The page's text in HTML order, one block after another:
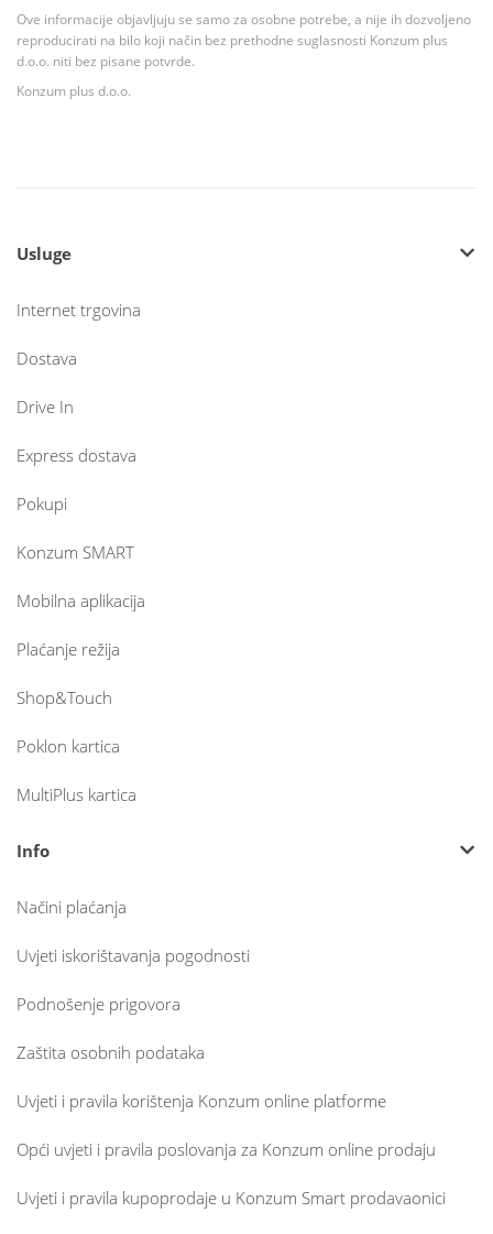
Ove informacije objavljuju se samo za osobne potrebe, a nije ih dozvoljeno
reproducirati na bilo koji način bez prethodne suglasnosti Konzum plus
d.o.o. niti bez pisane potvrde.
Konzum plus d.o.o.
Usluge
Internet trgovina
Dostava
Drive In
Express dostava
Pokupi
Konzum SMART
Mobilna aplikacija
Plaćanje režija
Shop&Touch
Poklon kartica
MultiPlus kartica
Info
Načini plaćanja
Uvjeti iskorištavanja pogodnosti
Podnošenje prigovora
Zaštita osobnih podataka
Uvjeti i pravila korištenja Konzum online platforme
Opći uvjeti i pravila poslovanja za Konzum online prodaju
Uvjeti i pravila kupoprodaje u Konzum Smart prodavaonici